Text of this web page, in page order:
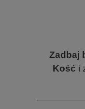
Zadbaj
Kość i